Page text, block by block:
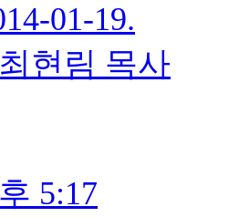
01-19.
현림 목사
5:17